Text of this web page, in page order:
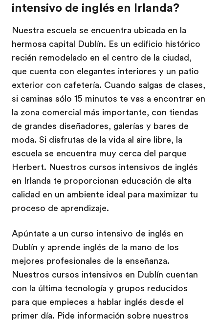
intensivo de inglés en Irlanda?
Nuestra escuela se encuentra ubicada en la
hermosa capital Dublín. Es un edificio histórico
recién remodelado en el centro de la ciudad,
que cuenta con elegantes interiores y un patio
exterior con cafetería. Cuando salgas de clases,
si caminas sólo 15 minutos te vas a encontrar en
la zona comercial más importante, con tiendas
de grandes diseñadores, galerías y bares de
moda. Si disfrutas de la vida al aire libre, la
escuela se encuentra muy cerca del parque
Herbert. Nuestros cursos intensivos de inglés
en Irlanda te proporcionan educación de alta
calidad en un ambiente ideal para maximizar tu
proceso de aprendizaje.
Apúntate a un curso intensivo de inglés en
Dublín y aprende inglés de la mano de los
mejores profesionales de la enseñanza.
Nuestros cursos intensivos en Dublín cuentan
con la última tecnología y grupos reducidos
para que empieces a hablar inglés desde el
primer día. Pide información sobre nuestros